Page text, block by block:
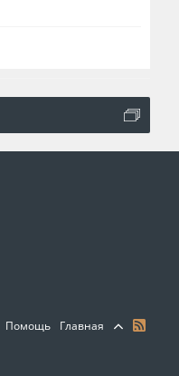
Помощь Главная